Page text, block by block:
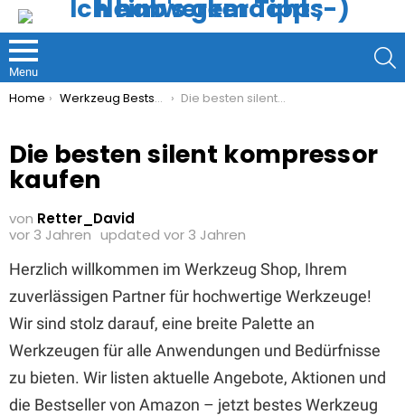
Menu
You are here:
Home Werkzeug Bestseller Die besten silent kompressor kaufen
Die besten silent kompressor
kaufen
von Retter_David
vor 3 Jahren updated vor 3 Jahren
Herzlich willkommen im Werkzeug Shop, Ihrem
zuverlässigen Partner für hochwertige Werkzeuge!
Wir sind stolz darauf, eine breite Palette an
Werkzeugen für alle Anwendungen und Bedürfnisse
zu bieten. Wir listen aktuelle Angebote, Aktionen und
die Bestseller von Amazon – jetzt bestes Werkzeug